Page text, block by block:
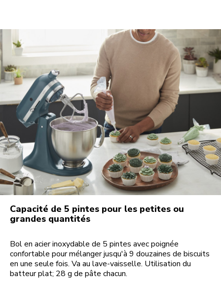
Capacité de 5 pintes pour les petites ou
grandes quantités
Bol en acier inoxydable de 5 pintes avec poignée
confortable pour mélanger jusqu'à 9 douzaines de biscuits
en une seule fois. Va au lave-vaisselle. Utilisation du
batteur plat; 28 g de pâte chacun.